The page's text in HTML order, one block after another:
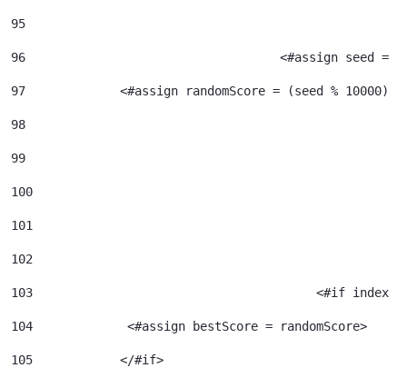
95
96
<#assign seed
97
<#assign randomScore = (seed % 10000)
98
99
100
101
102
103
<#if index
104
             <#assign bestScore = randomScore>
105
            </#if>